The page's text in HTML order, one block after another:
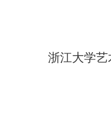
浙江大学